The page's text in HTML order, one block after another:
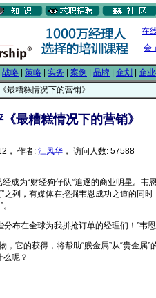
在
会
战略 策略 实务 案例 品牌 企划
企
糟糕情况下的营销》
最糟糕情况下的营销》
， 作者: 江凤华 ， 访问人数: 57588
为“财经狗仔队”追逐的商业明星。韦恩
列，有媒体在挖掘韦恩成功之道的同时
在全球为我拼抢订单的经理们！”韦恩
它的获得，将帮助“贱金属”从“贵金属”
么呢？